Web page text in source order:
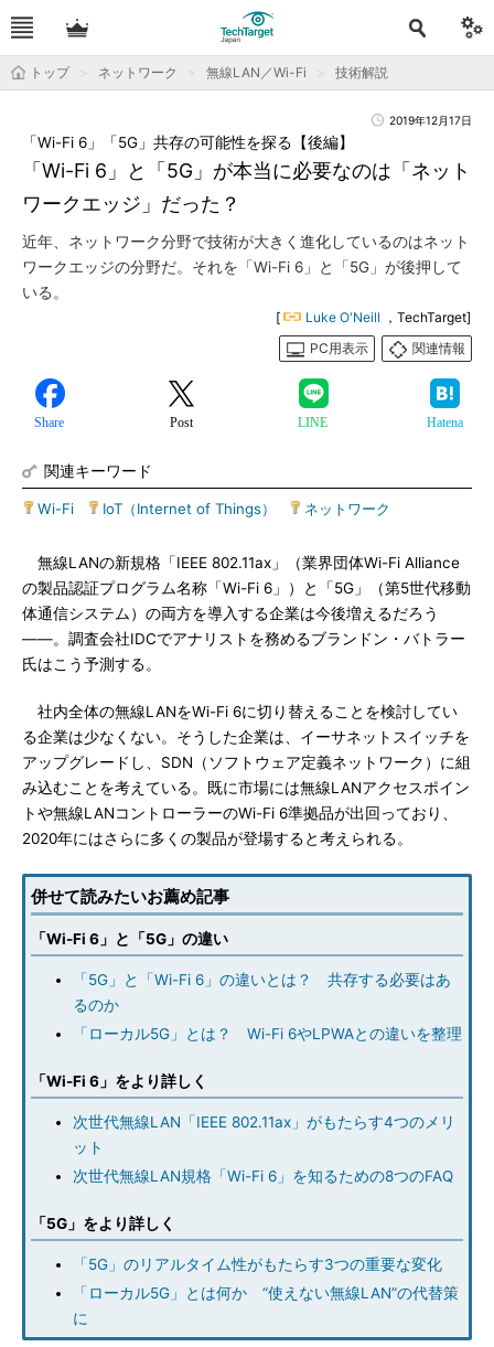
トップ ネットワーク 無線LAN／Wi-Fi 技術解説
2019年12月17日
「Wi-Fi 6」と「5G」が本当に必要なのは「ネット
ワークエッジ」だった？
「Wi-Fi 6」「5G」共存の可能性を探る【後編】
近年、ネットワーク分野で技術が大きく進化しているのはネット
ワークエッジの分野だ。それを「Wi-Fi 6」と「5G」が後押して
いる。
[ Luke O'Neill ，TechTarget]
PC用表示
関連情報
Share Post LINE Hatena
関連キーワード
Wi-Fi IoT（Internet of Things） ネットワーク
無線LANの新規格「IEEE 802.11ax」（業界団体Wi-Fi Alliance
の製品認証プログラム名称「Wi-Fi 6」）と「5G」（第5世代移動
体通信システム）の両方を導入する企業は今後増えるだろう
――。調査会社IDCでアナリストを務めるブランドン・バトラー
氏はこう予測する。
社内全体の無線LANをWi-Fi 6に切り替えることを検討してい
る企業は少なくない。そうした企業は、イーサネットスイッチを
アップグレードし、SDN（ソフトウェア定義ネットワーク）に組
み込むことを考えている。既に市場には無線LANアクセスポイン
トや無線LANコントローラーのWi-Fi 6準拠品が出回っており、
2020年にはさらに多くの製品が登場すると考えられる。
併せて読みたいお薦め記事
「Wi-Fi 6」と「5G」の違い
「5G」と「Wi-Fi 6」の違いとは？ 共存する必要はあ
るのか
「ローカル5G」とは？ Wi-Fi 6やLPWAとの違いを整理
「Wi-Fi 6」をより詳しく
次世代無線LAN「IEEE 802.11ax」がもたらす4つのメリ
ット
次世代無線LAN規格「Wi-Fi 6」を知るための8つのFAQ
「5G」をより詳しく
「5G」のリアルタイム性がもたらす3つの重要な変化
「ローカル5G」とは何か “使えない無線LAN”の代替策
に